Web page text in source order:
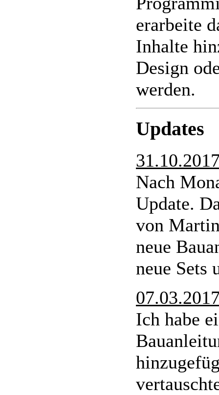
erarbeite
Inhalte
Design
werden.
Updates
Nach
Update.
von
neue
neue Sets
Ich habe